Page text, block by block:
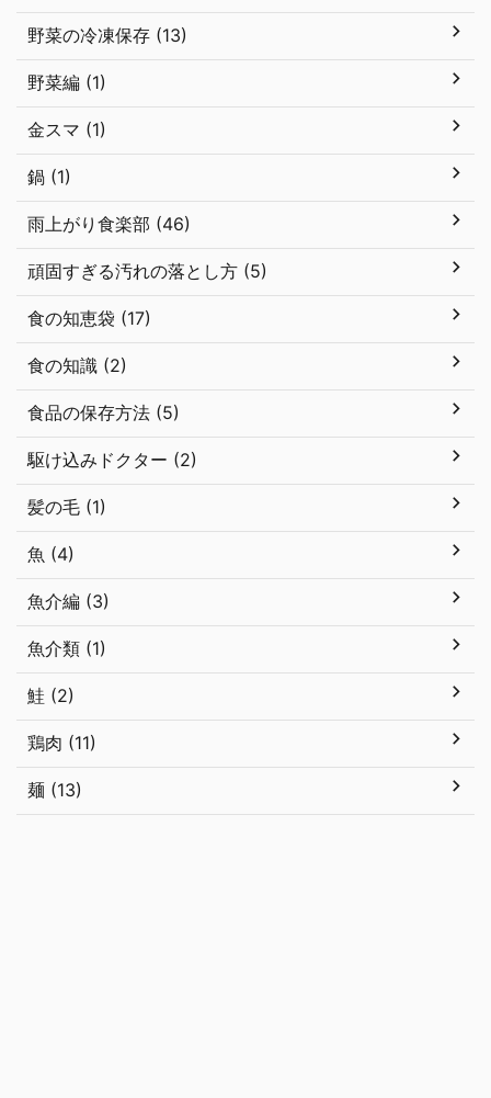
野菜の冷凍保存 (13)
野菜編 (1)
金スマ (1)
鍋 (1)
雨上がり食楽部 (46)
頑固すぎる汚れの落とし方 (5)
食の知恵袋 (17)
食の知識 (2)
食品の保存方法 (5)
駆け込みドクター (2)
髪の毛 (1)
魚 (4)
魚介編 (3)
魚介類 (1)
鮭 (2)
鶏肉 (11)
麺 (13)